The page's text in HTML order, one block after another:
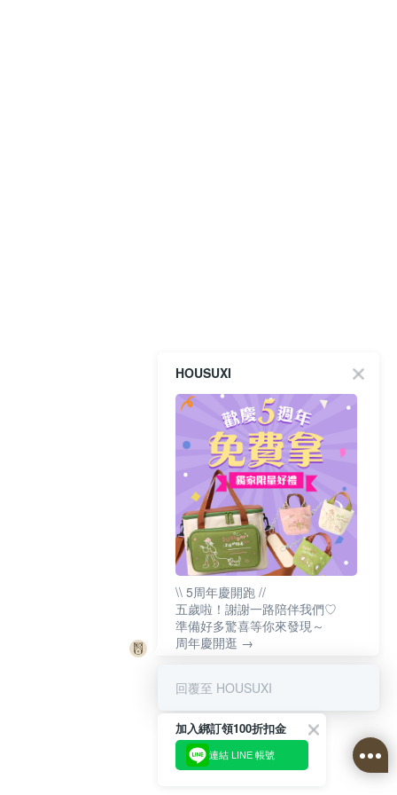
HOUSUXI
\\ 5周年慶開跑 //
五歲啦！謝謝一路陪伴我們♡
準備好多驚喜等你來發現～
周年慶開逛 →
回覆至 HOUSUXI
加入綁訂領100折扣金
連結 LINE 帳號